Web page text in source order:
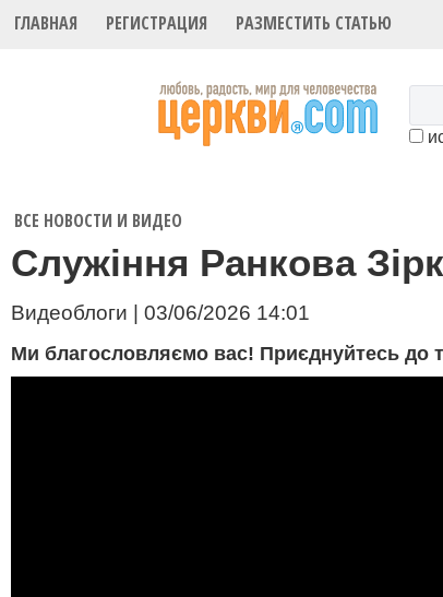
ГЛАВНАЯ РЕГИСТРАЦИЯ РАЗМЕСТИТЬ СТАТЬЮ
ВСЕ НОВОСТИ И ВИДЕО
Служіння Ранкова
Видеоблоги | 03/06/2026 14:01
Ми благословляємо вас! Приєднуйтесь до